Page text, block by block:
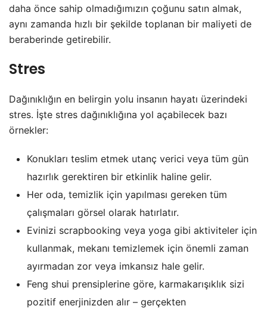
daha önce sahip olmadığımızın çoğunu satın almak,
aynı zamanda hızlı bir şekilde toplanan bir maliyeti de
beraberinde getirebilir.
Stres
Dağınıklığın en belirgin yolu insanın hayatı üzerindeki
stres. İşte stres dağınıklığına yol açabilecek bazı
örnekler:
Konukları teslim etmek utanç verici veya tüm gün
hazırlık gerektiren bir etkinlik haline gelir.
Her oda, temizlik için yapılması gereken tüm
çalışmaları görsel olarak hatırlatır.
Evinizi scrapbooking veya yoga gibi aktiviteler için
kullanmak, mekanı temizlemek için önemli zaman
ayırmadan zor veya imkansız hale gelir.
Feng shui prensiplerine göre, karmakarışıklık sizi
pozitif enerjinizden alır – gerçekten